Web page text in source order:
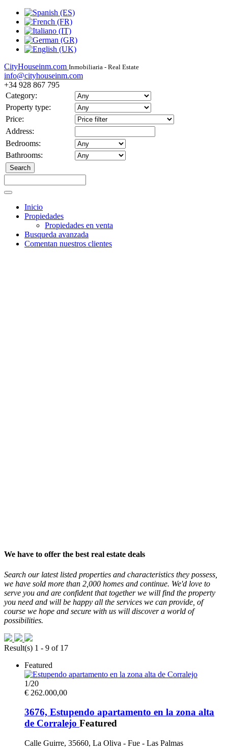
CityHouseinm.com Inmobiliaria - Real Estate
info@cityhouseinm.com
+34 928 867 795
Category:
Property type:
Price:
Address:
Bedrooms:
Bathrooms:
Inicio
Propiedades
Propiedades en venta
Busqueda avanzada
Comentan nuestros clientes
We have to offer the best real estate deals
Search our latest listed properties and characteristics they possess,
we have sold more than 2,000 homes and continue. We'd love to
serve you and are confident that together we will find the property
you need and will be happy all the services we can provide , of
course we hope and secure with us will discover a world of
possibilities.
Result(s) 1 - 9 of 17
Featured
1/20
€ 262.000,00
3676, Estupendo apartamento en la zona alta
de Corralejo Featured
Calle Guirre, 35660, La Oliva - Fue - Las Palmas